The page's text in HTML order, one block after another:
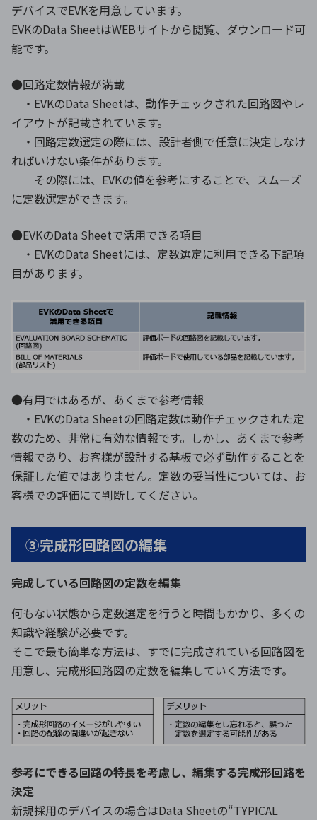
デバイスでEVKを用意しています。
EVKのData SheetはWEBサイトから閲覧、ダウンロード可
能です。
●回路定数情報が満載
・EVKのData Sheetは、動作チェックされた回路図やレ
イアウトが記載されています。
・回路定数選定の際には、設計者側で任意に決定しなけ
ればいけない条件があります。
その際には、EVKの値を参考にすることで、スムーズ
に定数選定ができます。
●EVKのData Sheetで活用できる項目
・EVKのData Sheetには、定数選定に利用できる下記項
目があります。
●有用ではあるが、あくまで参考情報
・EVKのData Sheetの回路定数は動作チェックされた定
数のため、非常に有効な情報です。しかし、あくまで参考
情報であり、お客様が設計する基板で必ず動作することを
保証した値ではありません。定数の妥当性については、お
客様での評価にて判断してください。
③完成形回路図の編集
完成している回路図の定数を編集
何もない状態から定数選定を行うと時間もかかり、多くの
知識や経験が必要です。
そこで最も簡単な方法は、すでに完成されている回路図を
用意し、完成形回路図の定数を編集していく方法です。
参考にできる回路の特長を考慮し、編集する完成形回路を
決定
新規採用のデバイスの場合はData Sheetの“TYPICAL